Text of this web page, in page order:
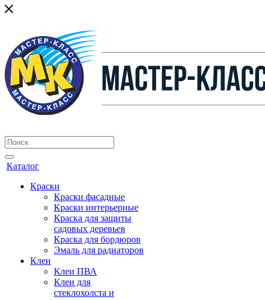
Каталог
Краски
Краски фасадные
Краски интерьерные
Краска для защиты
садовых деревьев
⁠Краска для бордюров
Эмаль для радиаторов
Клеи
Клеи ПВА
Клеи для
стеклохолста и